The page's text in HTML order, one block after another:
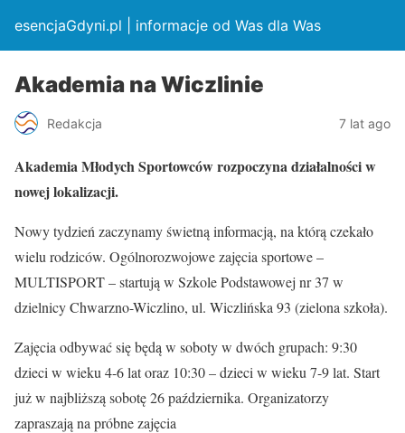
esencjaGdyni.pl | informacje od Was dla Was
Akademia na Wiczlinie
Redakcja 7 lat ago
Akademia Młodych Sportowców rozpoczyna działalności w
nowej lokalizacji.
Nowy tydzień zaczynamy świetną informacją, na którą czekało
wielu rodziców. Ogólnorozwojowe zajęcia sportowe –
MULTISPORT – startują w Szkole Podstawowej nr 37 w
dzielnicy Chwarzno-Wiczlino, ul. Wiczlińska 93 (zielona szkoła).
Zajęcia odbywać się będą w soboty w dwóch grupach: 9:30
dzieci w wieku 4-6 lat oraz 10:30 – dzieci w wieku 7-9 lat. Start
już w najbliższą sobotę 26 października. Organizatorzy
zapraszają na próbne zajęcia